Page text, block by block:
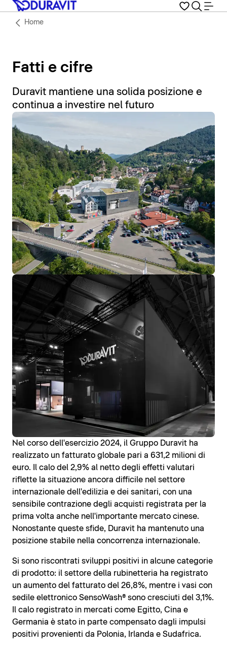
Home
Fatti e cifre
Duravit mantiene una solida posizione e
continua a investire nel futuro
Nel corso dell'esercizio 2024, il Gruppo Duravit ha
realizzato un fatturato globale pari a 631,2 milioni di
euro. Il calo del 2,9% al netto degli effetti valutari
riflette la situazione ancora difficile nel settore
internazionale dell'edilizia e dei sanitari, con una
sensibile contrazione degli acquisti registrata per la
prima volta anche nell'importante mercato cinese.
Nonostante queste sfide, Duravit ha mantenuto una
posizione stabile nella concorrenza internazionale.
Si sono riscontrati sviluppi positivi in alcune categorie
di prodotto: il settore della rubinetteria ha registrato
un aumento del fatturato del 26,8%, mentre i vasi con
sedile elettronico SensoWash® sono cresciuti del 3,1%.
Il calo registrato in mercati come Egitto, Cina e
Germania è stato in parte compensato dagli impulsi
positivi provenienti da Polonia, Irlanda e Sudafrica.